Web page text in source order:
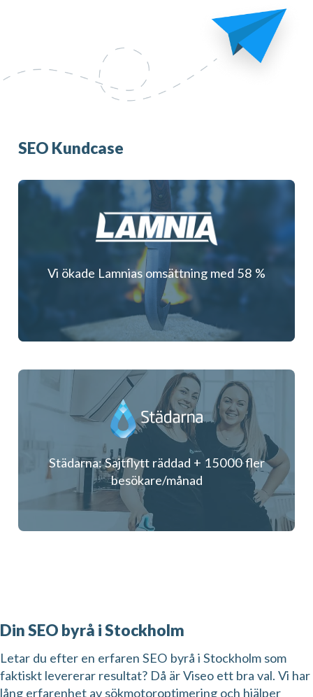
SEO Kundcase
Vi ökade Lamnias omsättning med 58 %
Städarna: Sajtflytt räddad + 15000 fler
besökare/månad
Din SEO byrå i Stockholm
Letar du efter en erfaren SEO byrå i Stockholm som
faktiskt levererar resultat? Då är Viseo ett bra val. Vi har
lång erfarenhet av sökmotoroptimering och hjälper